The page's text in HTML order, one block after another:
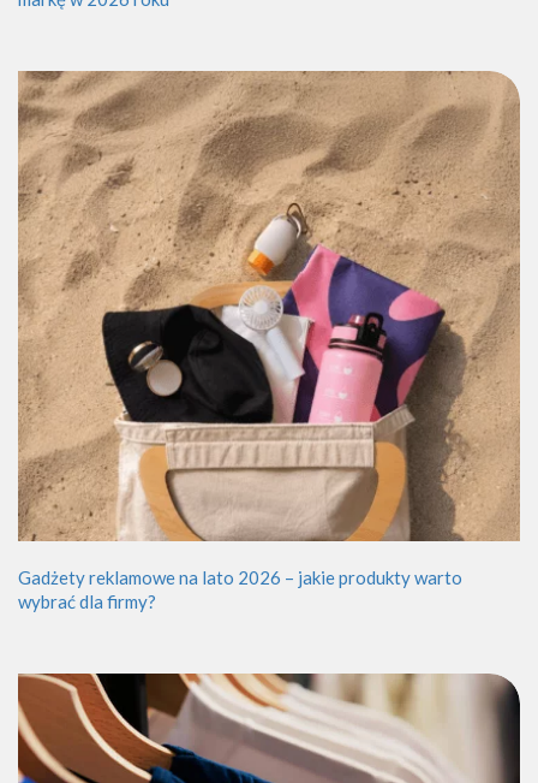
Gadżety reklamowe na lato 2026 – jakie produkty warto
wybrać dla firmy?